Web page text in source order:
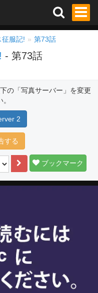
征服記! 第73話
- 第73話
の「写真サーバー」を変更
2
する
ブックマーク